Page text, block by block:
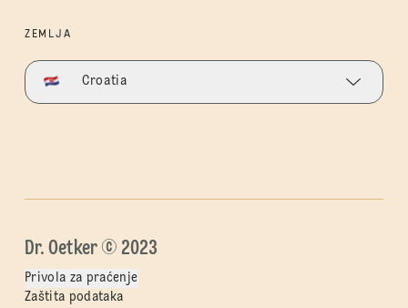
ZEMLJA
Croatia
Dr. Oetker © 2023
Privola za praćenje
Zaštita podataka